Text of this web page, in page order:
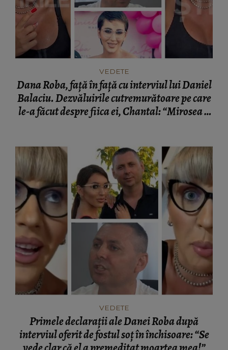
VEDETE
Dana Roba, față în față cu interviul lui Daniel
Balaciu. Dezvăluirile cutremurătoare pe care
le-a făcut despre fiica ei, Chantal: “Mirosea a
VEDETE
Primele declarații ale Danei Roba după
interviul oferit de fostul soț în închisoare: “Se